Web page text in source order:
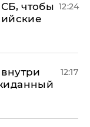
чтобы 12:24
12:17